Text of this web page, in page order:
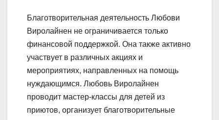
Благотворительная деятельность Любови
Виролайнен не ограничивается только
финансовой поддержкой. Она также активно
участвует в различных акциях и
мероприятиях, направленных на помощь
нуждающимся. Любовь Виролайнен
проводит мастер-классы для детей из
приютов, организует благотворительные